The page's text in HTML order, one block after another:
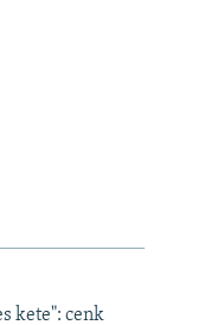
kete": cenk